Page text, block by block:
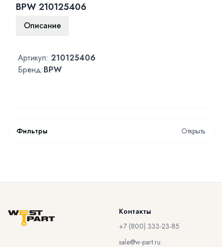
BPW 210125406
Описание
Артикул: 210125406
Бренд:BPW
Фильтры Открыть
Контакты
+7 (800) 333-23-85
sale@w-part.ru